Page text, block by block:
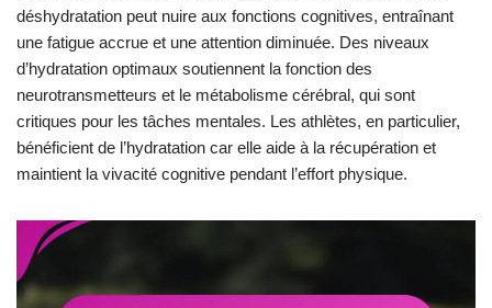
déshydratation peut nuire aux fonctions cognitives, entraînant
une fatigue accrue et une attention diminuée. Des niveaux
d’hydratation optimaux soutiennent la fonction des
neurotransmetteurs et le métabolisme cérébral, qui sont
critiques pour les tâches mentales. Les athlètes, en particulier,
bénéficient de l’hydratation car elle aide à la récupération et
maintient la vivacité cognitive pendant l’effort physique.